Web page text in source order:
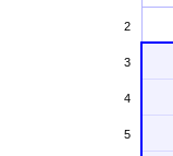
2
3
4
5